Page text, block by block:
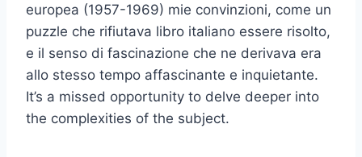
europea (1957-1969) mie convinzioni, come un
puzzle che rifiutava libro italiano essere risolto,
e il senso di fascinazione che ne derivava era
allo stesso tempo affascinante e inquietante.
It’s a missed opportunity to delve deeper into
the complexities of the subject.